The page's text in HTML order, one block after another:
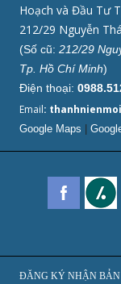
Hoạch và Đầu Tư
212/29 Nguyễn
(Số cũ: 212/29
Tp. Hồ Chí Minh)
Điện thoại:
Email:
Google Maps
ĐĂNG KÝ NHẬN